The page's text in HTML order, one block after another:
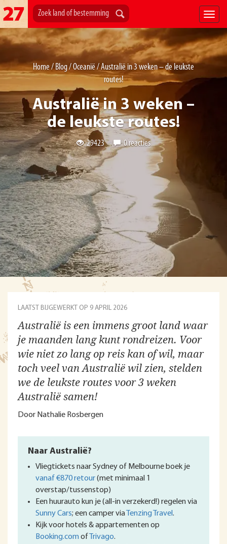
Home/Blog/Oceanië/Australië in 3 weken – de leukste
routes!
Australië in 3 weken –
de leukste routes!
29423 0 reacties
LAATST BIJGEWERKT OP 9 APRIL 2026
Australië is een immens groot land waar
je maanden lang kunt rondreizen. Voor
wie niet zo lang op reis kan of wil, maar
toch veel van Australië wil zien, stelden
we de leukste routes voor 3 weken
Australië samen!
Door Nathalie Rosbergen
Naar Australië?
Vliegtickets naar Sydney of Melbourne boek je
vanaf €870 retour(met minimaal 1
overstap/tussenstop)
Een huurauto kun je (all-in verzekerd!) regelen via
Sunny Cars; een camper via Tenzing Travel.
Kijk voor hotels & appartementen op
Booking.com of Trivago.